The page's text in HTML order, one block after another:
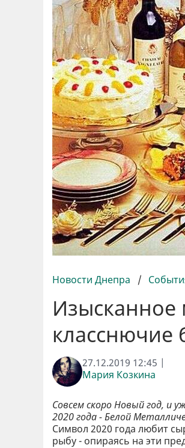
Новости Днепра /
класснючие
27.12.2019 12:45 |
Мария Козкина
Совсем скоро Новый год, и
2020 года - Белой
Символ 2020 года любит
рыбу - опираясь на эти